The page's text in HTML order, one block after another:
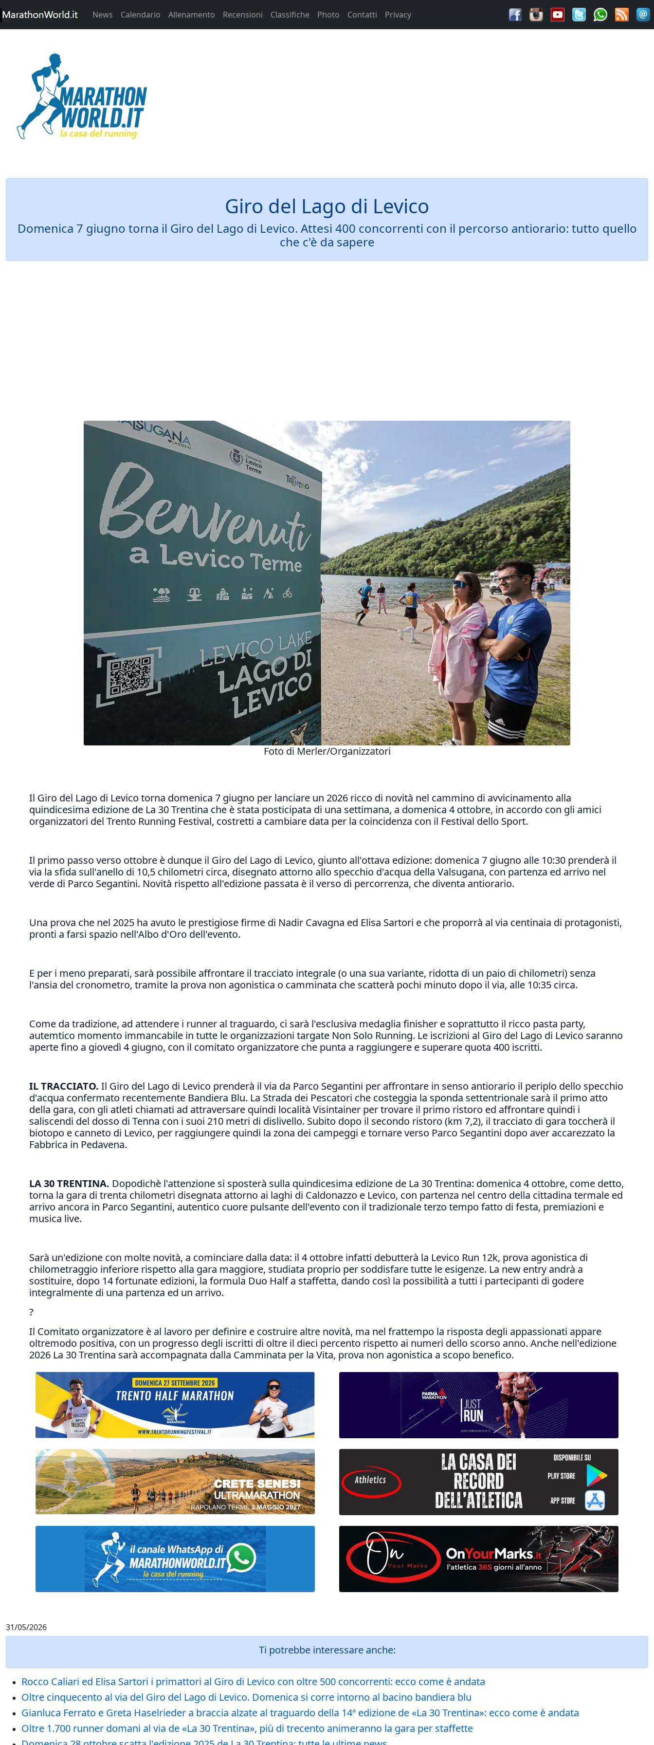
News Calendario Allenamento Recensioni Classifiche Photo Contatti Privacy
Giro del Lago di Levico
Domenica 7 giugno torna il Giro del Lago di Levico. Attesi 400 concorrenti con il percorso antiorario: tutto quello
che c'è da sapere
Foto di Merler/Organizzatori
Il Giro del Lago di Levico torna domenica 7 giugno per lanciare un 2026 ricco di novità nel cammino di avvicinamento alla
quindicesima edizione de La 30 Trentina che è stata posticipata di una settimana, a domenica 4 ottobre, in accordo con gli amici
organizzatori del Trento Running Festival, costretti a cambiare data per la coincidenza con il Festival dello Sport.
Il primo passo verso ottobre è dunque il Giro del Lago di Levico, giunto all'ottava edizione: domenica 7 giugno alle 10:30 prenderà il
via la sfida sull'anello di 10,5 chilometri circa, disegnato attorno allo specchio d'acqua della Valsugana, con partenza ed arrivo nel
verde di Parco Segantini. Novità rispetto all'edizione passata è il verso di percorrenza, che diventa antiorario.
Una prova che nel 2025 ha avuto le prestigiose firme di Nadir Cavagna ed Elisa Sartori e che proporrà al via centinaia di protagonisti,
pronti a farsi spazio nell'Albo d'Oro dell'evento.
E per i meno preparati, sarà possibile affrontare il tracciato integrale (o una sua variante, ridotta di un paio di chilometri) senza
l'ansia del cronometro, tramite la prova non agonistica o camminata che scatterà pochi minuto dopo il via, alle 10:35 circa.
Come da tradizione, ad attendere i runner al traguardo, ci sarà l'esclusiva medaglia finisher e soprattutto il ricco pasta party,
autemtico momento immancabile in tutte le organizzazioni targate Non Solo Running. Le iscrizioni al Giro del Lago di Levico saranno
aperte fino a giovedì 4 giugno, con il comitato organizzatore che punta a raggiungere e superare quota 400 iscritti.
IL TRACCIATO. Il Giro del Lago di Levico prenderà il via da Parco Segantini per affrontare in senso antiorario il periplo dello specchio
d'acqua confermato recentemente Bandiera Blu. La Strada dei Pescatori che costeggia la sponda settentrionale sarà il primo atto
della gara, con gli atleti chiamati ad attraversare quindi località Visintainer per trovare il primo ristoro ed affrontare quindi i
saliscendi del dosso di Tenna con i suoi 210 metri di dislivello. Subito dopo il secondo ristoro (km 7,2), il tracciato di gara toccherà il
biotopo e canneto di Levico, per raggiungere quindi la zona dei campeggi e tornare verso Parco Segantini dopo aver accarezzato la
Fabbrica in Pedavena.
LA 30 TRENTINA. Dopodichè l'attenzione si sposterà sulla quindicesima edizione de La 30 Trentina: domenica 4 ottobre, come detto,
torna la gara di trenta chilometri disegnata attorno ai laghi di Caldonazzo e Levico, con partenza nel centro della cittadina termale ed
arrivo ancora in Parco Segantini, autentico cuore pulsante dell'evento con il tradizionale terzo tempo fatto di festa, premiazioni e
musica live.
Sarà un'edizione con molte novità, a cominciare dalla data: il 4 ottobre infatti debutterà la Levico Run 12k, prova agonistica di
chilometraggio inferiore rispetto alla gara maggiore, studiata proprio per soddisfare tutte le esigenze. La new entry andrà a
sostituire, dopo 14 fortunate edizioni, la formula Duo Half a staffetta, dando così la possibilità a tutti i partecipanti di godere
integralmente di una partenza ed un arrivo.
?
Il Comitato organizzatore è al lavoro per definire e costruire altre novità, ma nel frattempo la risposta degli appassionati appare
oltremodo positiva, con un progresso degli iscritti di oltre il dieci percento rispetto ai numeri dello scorso anno. Anche nell'edizione
2026 La 30 Trentina sarà accompagnata dalla Camminata per la Vita, prova non agonistica a scopo benefico.
31/05/2026
Ti potrebbe interessare anche:
Rocco Caliari ed Elisa Sartori i primattori al Giro di Levico con oltre 500 concorrenti: ecco come è andata
Oltre cinquecento al via del Giro del Lago di Levico. Domenica si corre intorno al bacino bandiera blu
Gianluca Ferrato e Greta Haselrieder a braccia alzate al traguardo della 14ª edizione de «La 30 Trentina»: ecco come è andata
Oltre 1.700 runner domani al via de «La 30 Trentina», più di trecento animeranno la gara per staffette